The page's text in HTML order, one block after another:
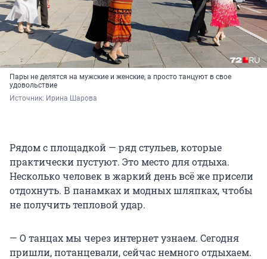
Пары не делятся на мужские и женские, а просто танцуют в свое
удовольствие
Источник: Ирина Шарова
Рядом с площадкой — ряд стульев, которые
практически пустуют. Это место для отдыха.
Несколько человек в жаркий день всё же присели
отдохнуть. В панамках и модных шляпках, чтобы
не получить тепловой удар.
— О танцах мы через интернет узнаем. Сегодня
пришли, потанцевали, сейчас немного отдыхаем.